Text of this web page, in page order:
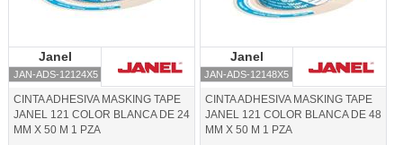
Janel
JAN-ADS-12124X5
CINTA ADHESIVA MASKING TAPE
JANEL 121 COLOR BLANCA DE 24
MM X 50 M 1 PZA
Janel
JAN-ADS-12148X5
CINTA ADHESIVA MASKING TAPE
JANEL 121 COLOR BLANCA DE 48
MM X 50 M 1 PZA